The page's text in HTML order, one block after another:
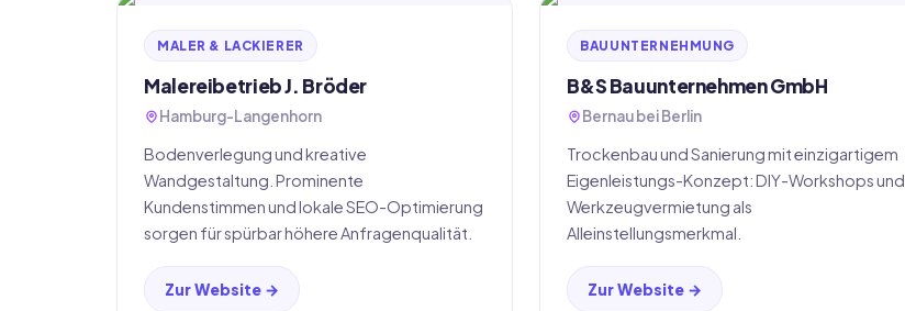
MALER & LACKIERER
Malereibetrieb J. Bröder
Hamburg-Langenhorn
Bodenverlegung und kreative
Wandgestaltung. Prominente
Kundenstimmen und lokale SEO-Optimierung
sorgen für spürbar höhere Anfragenqualität.
Zur Website →
BAUUNTERNEHMUNG
B&S Bauunternehmen GmbH
Bernau bei Berlin
Trockenbau und Sanierung mit einzigartigem
Eigenleistungs-Konzept: DIY-Workshops und
Werkzeugvermietung als
Alleinstellungsmerkmal.
Zur Website →